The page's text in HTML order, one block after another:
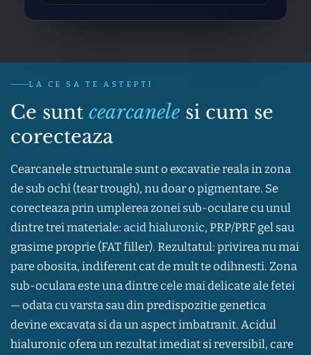
LA CE SA TE ASTEPTI
Ce sunt cearcanele si cum se
corecteaza
Cearcanele structurale sunt o excavatie reala in zona
de sub ochi (tear trough), nu doar o pigmentare. Se
corecteaza prin umplerea zonei sub-oculare cu unul
dintre trei materiale: acid hialuronic, PRP/PRF gel sau
grasime proprie (FAT filler). Rezultatul: privirea nu mai
pare obosita, indiferent cat de mult te odihnesti. Zona
sub-oculara este una dintre cele mai delicate ale fetei
— odata cu varsta sau din predispozitie genetica
devine excavata si da un aspect imbatranit. Acidul
hialuronic ofera un rezultat imediat si reversibil, care